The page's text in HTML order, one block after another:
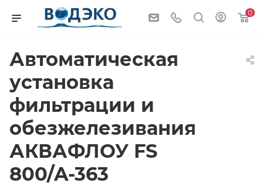
0
Автоматическая
установка
фильтрации и
обезжелезивания
АКВАФЛОУ FS
800/A-363